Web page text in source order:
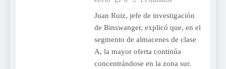
Juan Ruiz, jefe de investigación
de Binswanger, explicó que, en el
segmento de almacenes de clase
A, la mayor oferta continúa
concentrándose en la zona sur.